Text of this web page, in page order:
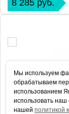
8 285 руб.
Мы используем
обрабатываем
использованием
использовать наш
нашей политикой